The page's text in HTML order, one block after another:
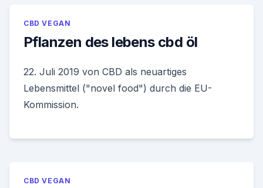
CBD VEGAN
Pflanzen des lebens cbd öl
22. Juli 2019 von CBD als neuartiges
Lebensmittel ("novel food") durch die EU-
Kommission.
CBD VEGAN